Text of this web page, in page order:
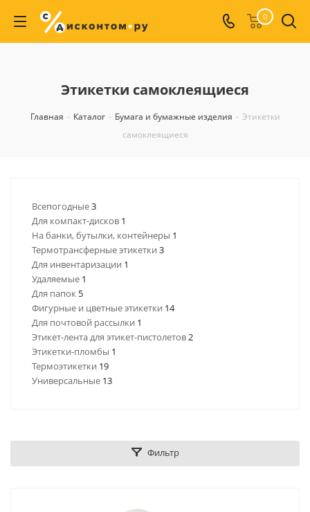
0
Этикетки самоклеящиеся
Главная - Каталог - Бумага и бумажные изделия - Этикетки
самоклеящиеся
Всепогодные3
Для компакт-дисков 1
На банки, бутылки, контейнеры 1
Термотрансферные этикетки 3
Для инвентаризации 1
Удаляемые 1
Для папок 5
Фигурные и цветные этикетки 14
Для почтовой рассылки 1
Этикет-лента для этикет-пистолетов2
Этикетки-пломбы 1
Термоэтикетки 19
Универсальные 13
Фильтр